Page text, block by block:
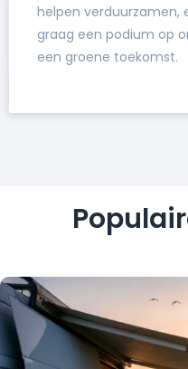
helpen verduurzamen,
graag een podium op
een groene toekomst.